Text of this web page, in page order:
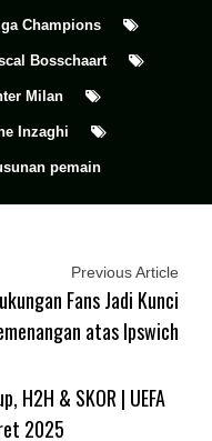
Champions
Bosschaart
Milan
Inzaghi
pemain
Previous Article
Fans Jadi Kunci
atas Ipswich
H2H & SKOR | UEFA
2025